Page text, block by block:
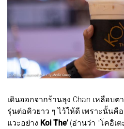
เดินออกจากร้านลุง Chan เหลือบ
รุ่นต่อคิวยาว ๆ ไว้ให้ดี เพราะนั้น
แวะอย่าง Koi The’(อ่านว่า "โคอิเต